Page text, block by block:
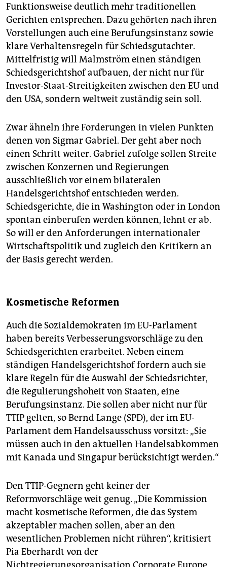
Funktionsweise deutlich mehr traditionellen
Gerichten entsprechen. Dazu gehörten nach ihren
Vorstellungen auch eine Berufungsinstanz sowie
klare Verhaltensregeln für Schiedsgutachter.
Mittelfristig will Malmström einen ständigen
Schiedsgerichtshof aufbauen, der nicht nur für
Investor-Staat-Streitigkeiten zwischen den EU und
den USA, sondern weltweit zuständig sein soll.
Zwar ähneln ihre Forderungen in vielen Punkten
denen von Sigmar Gabriel. Der geht aber noch
einen Schritt weiter. Gabriel zufolge sollen Streite
zwischen Konzernen und Regierungen
ausschließlich vor einem bilateralen
Handelsgerichtshof entschieden werden.
Schiedsgerichte, die in Washington oder in London
spontan einberufen werden können, lehnt er ab.
So will er den Anforderungen internationaler
Wirtschaftspolitik und zugleich den Kritikern an
der Basis gerecht werden.
Kosmetische Reformen
Auch die Sozialdemokraten im EU-Parlament
haben bereits Verbesserungsvorschläge zu den
Schiedsgerichten erarbeitet. Neben einem
ständigen Handelsgerichtshof fordern auch sie
klare Regeln für die Auswahl der Schiedsrichter,
die Regulierungshoheit von Staaten, eine
Berufungsinstanz. Die sollen aber nicht nur für
TTIP gelten, so Bernd Lange (SPD), der im EU-
Parlament dem Handelsausschuss vorsitzt: „Sie
müssen auch in den aktuellen Handelsabkommen
mit Kanada und Singapur berücksichtigt werden.“
Den TTIP-Gegnern geht keiner der
Reformvorschläge weit genug. „Die Kommission
macht kosmetische Reformen, die das System
akzeptabler machen sollen, aber an den
wesentlichen Problemen nicht rühren“, kritisiert
Pia Eberhardt von der